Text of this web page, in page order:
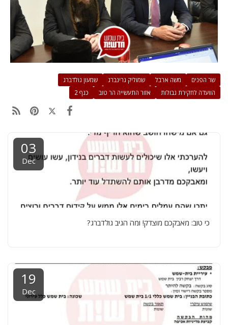
שר הפנים משה ארבל שמוליק גרינברג
שמעון גולדברג
הוועדה לחקירת גבולות
אזור התעשייה הר טוב כנף 2
03
Dec
כי טוב: מאבקכם מוצדק! ומה הגיב גולדברג?
19
Dec